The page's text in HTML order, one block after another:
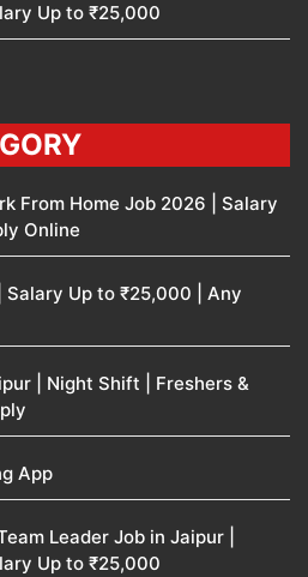
Up to ₹25,000
From Home Job 2026 | Salary
Online
Up to ₹25,000 | Any
| Night Shift | Freshers &
App
Leader Job in Jaipur |
Up to ₹25,000